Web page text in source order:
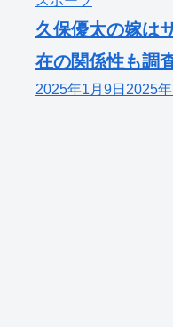
久保優太の嫁は
在の関係性も調
2025年1月9日 2025